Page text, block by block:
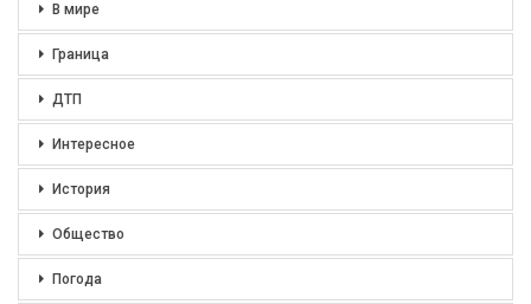
В мире
Граница
ДТП
Интересное
История
Общество
Погода